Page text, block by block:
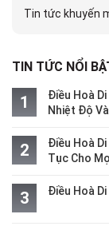
Tin tức khuyến
TIN TỨC NỔI
Điều Hoà
Nhiệt Độ
Điều Hoà
Tục Cho
Điều Hoà